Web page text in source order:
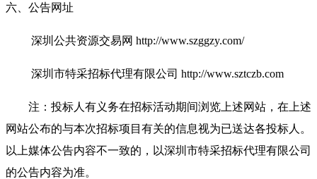
六、公告网址
深圳公共资源交易网 http://www.szggzy.com/
深圳市特采招标代理有限公司 http://www.sztczb.com
注：投标人有义务在招标活动期间浏览上述网站，在上述
网站公布的与本次招标项目有关的信息视为已送达各投标人。
以上媒体公告内容不一致的，以深圳市特采招标代理有限公司
的公告内容为准。